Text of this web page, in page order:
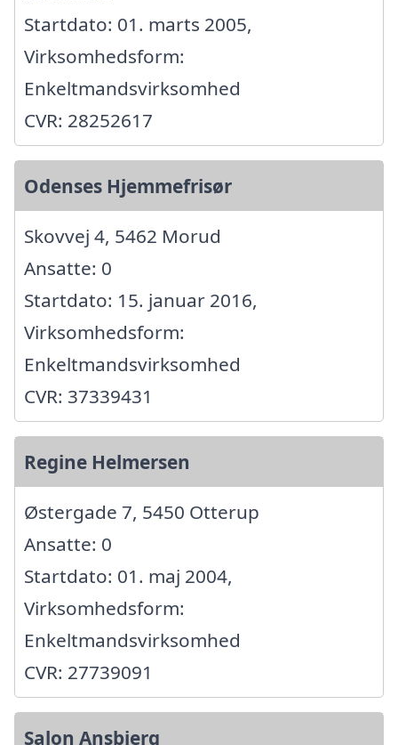
Startdato: 01. marts 2005,
Virksomhedsform:
Enkeltmandsvirksomhed
CVR: 28252617
Odenses Hjemmefrisør
Skovvej 4, 5462 Morud
Ansatte: 0
Startdato: 15. januar 2016,
Virksomhedsform:
Enkeltmandsvirksomhed
CVR: 37339431
Regine Helmersen
Østergade 7, 5450 Otterup
Ansatte: 0
Startdato: 01. maj 2004,
Virksomhedsform:
Enkeltmandsvirksomhed
CVR: 27739091
Salon Ansbjerg